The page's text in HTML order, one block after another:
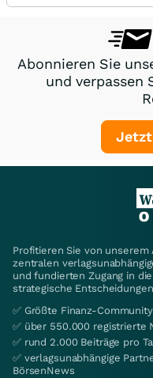
Abonnieren Sie
und verpassen
Jetzt
Profitieren Sie von
zentralen
und fundierten Zugang in
strategische
✅ Größte Finanz-
✅ über 550.000 registrierte
✅ rund 2.000 Beiträge pro
✅ verlagsunabhängige
BörsenNews